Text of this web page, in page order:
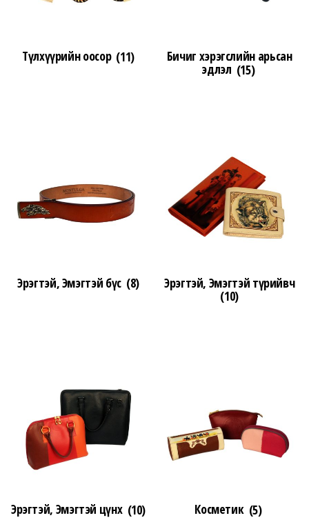
Түлхүүрийн оосор (11) Бичиг хэрэгслийн арьсан
эдлэл (15)
Эрэгтэй, Эмэгтэй бүс (8) Эрэгтэй, Эмэгтэй түрийвч
(10)
Эрэгтэй, Эмэгтэй цүнх (10) Косметик (5)